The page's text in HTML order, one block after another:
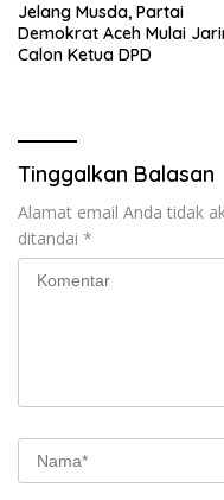
Jelang Musda, Partai
Demokrat Aceh Mulai
Calon Ketua DPD
Tinggalkan Balasan
Alamat email Anda tidak
ditandai *